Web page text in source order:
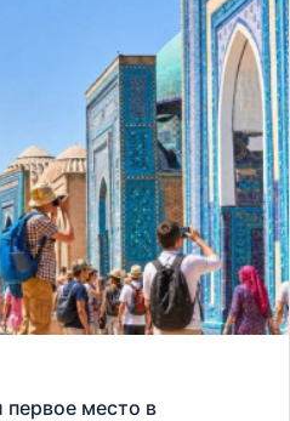
первое место в